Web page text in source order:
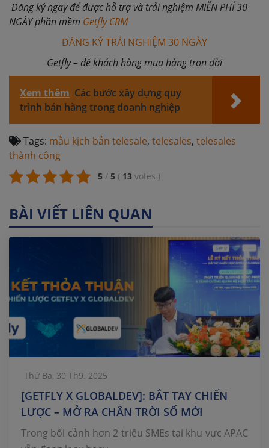
Đăng ký ngay để được hỗ trợ và trải nghiệm MIỄN PHÍ 30
NGÀY phần mềm Getfly CRM
ĐĂNG KÝ TRẢI NGHIỆM 30 NGÀY
Getfly – để khách hàng mua hàng trọn đời
Xem thêm Các bước xây dựng quy
trình bán hàng trong doanh nghiệp
Tags: mẫu kịch bản telesale, telesales, telesales
thành công
5 / 5 ( 13 votes )
BÀI VIẾT LIÊN QUAN
Thứ Ba, 30 Th9. 2025
[GETFLY X GLOBALDEV]: BẮT TAY CHIẾN
LƯỢC – MỞ RA CHÂN TRỜI SỐ MỚI
Trong bối cảnh hơn 2 triệu SMEs tại khu vực APAC